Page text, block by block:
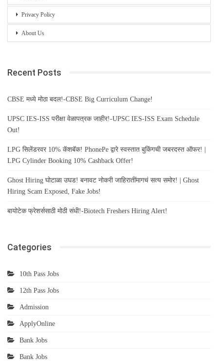
Privacy Policy
About Us
Recent Posts
CBSE मध्ये मोठा बदल!-CBSE Big Curriculum Change!
UPSC IES-ISS परीक्षा वेळापत्रक जाहीर!-UPSC IES-ISS Exam Schedule
Out!
LPG सिलेंडरवर 10% कॅशबॅक! PhonePe द्वारे स्वस्तात बुकिंगची जबरदस्त ऑफर! |
LPG Cylinder Booking 10% Cashback Offer!
Ghost Hiring घोटाळा उघड! बनावट नोकरी जाहिरातींमागचं सत्य समोर! | Ghost
Hiring Scam Exposed, Fake Jobs!
बायोटेक फ्रेशर्ससाठी मोठी संधी!-Biotech Freshers Hiring Alert!
Categories
10th Pass Jobs
12th Pass Jobs
Admission
ApplyOnline
Bank Jobs
Bank Jobs